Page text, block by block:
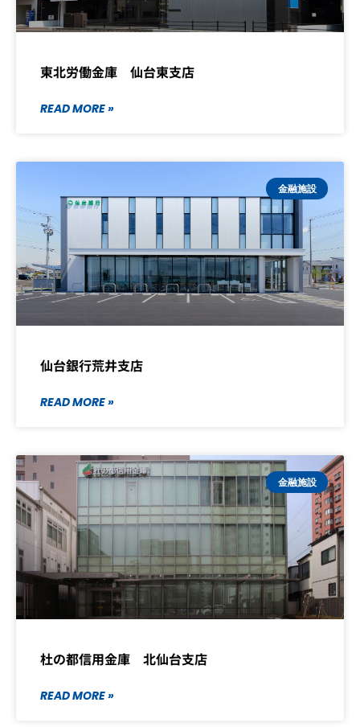
東北労働金庫 仙台東支店
READ MORE »
金融施設
仙台銀行荒井支店
READ MORE »
金融施設
杜の都信用金庫 北仙台支店
READ MORE »